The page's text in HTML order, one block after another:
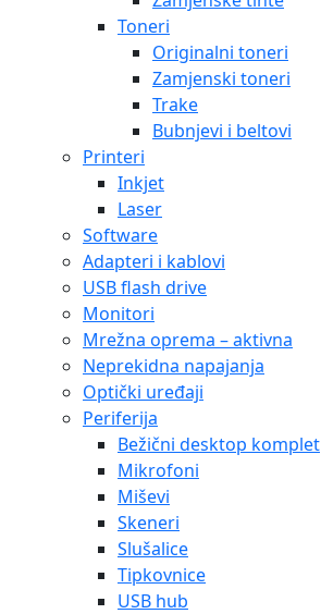
Toneri
Originalni toneri
Zamjenski toneri
Trake
Bubnjevi i beltovi
Printeri
Inkjet
Laser
Software
Adapteri i kablovi
USB flash drive
Monitori
Mrežna oprema – aktivna
Neprekidna napajanja
Optički uređaji
Periferija
Bežični desktop komplet
Mikrofoni
Miševi
Skeneri
Slušalice
Tipkovnice
USB hub